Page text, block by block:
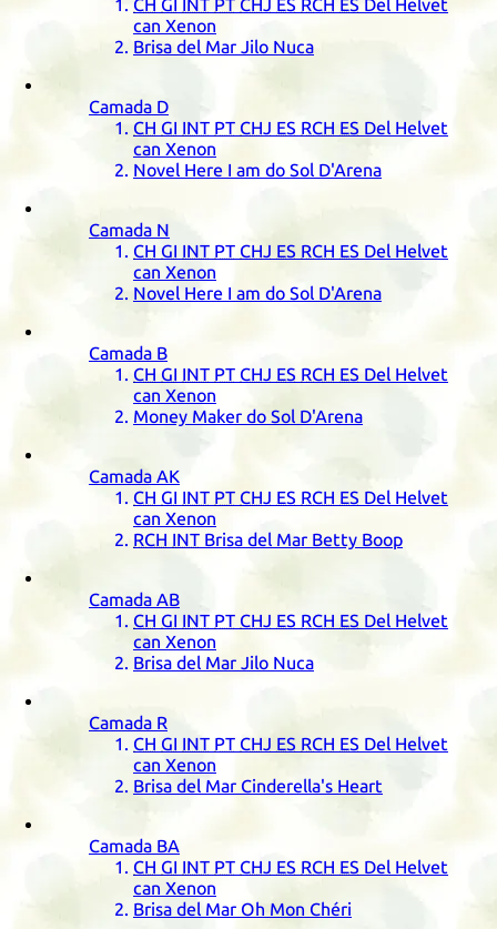
CH GI INT PT CHJ ES RCH ES Del Helvet
can Xenon
Brisa del Mar Jilo Nuca
Camada D
CH GI INT PT CHJ ES RCH ES Del Helvet
can Xenon
Novel Here I am do Sol D'Arena
Camada N
CH GI INT PT CHJ ES RCH ES Del Helvet
can Xenon
Novel Here I am do Sol D'Arena
Camada B
CH GI INT PT CHJ ES RCH ES Del Helvet
can Xenon
Money Maker do Sol D'Arena
Camada AK
CH GI INT PT CHJ ES RCH ES Del Helvet
can Xenon
RCH INT Brisa del Mar Betty Boop
Camada AB
CH GI INT PT CHJ ES RCH ES Del Helvet
can Xenon
Brisa del Mar Jilo Nuca
Camada R
CH GI INT PT CHJ ES RCH ES Del Helvet
can Xenon
Brisa del Mar Cinderella's Heart
Camada BA
CH GI INT PT CHJ ES RCH ES Del Helvet
can Xenon
Brisa del Mar Oh Mon Chéri